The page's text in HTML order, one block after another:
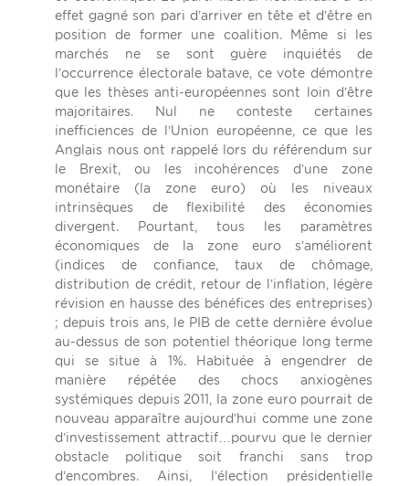
effet gagné son pari d’arriver en tête et d’être en
position de former une coalition. Même si les
marchés ne se sont guère inquiétés de
l’occurrence électorale batave, ce vote démontre
que les thèses anti-européennes sont loin d’être
majoritaires. Nul ne conteste certaines
inefficiences de l’Union européenne, ce que les
Anglais nous ont rappelé lors du référendum sur
le Brexit, ou les incohérences d’une zone
monétaire (la zone euro) où les niveaux
intrinsèques de flexibilité des économies
divergent. Pourtant, tous les paramètres
économiques de la zone euro s’améliorent
(indices de confiance, taux de chômage,
distribution de crédit, retour de l’inflation, légère
révision en hausse des bénéfices des entreprises)
; depuis trois ans, le PIB de cette dernière évolue
au-dessus de son potentiel théorique long terme
qui se situe à 1%. Habituée à engendrer de
manière répétée des chocs anxiogènes
systémiques depuis 2011, la zone euro pourrait de
nouveau apparaître aujourd’hui comme une zone
d’investissement attractif…pourvu que le dernier
obstacle politique soit franchi sans trop
d’encombres. Ainsi, l’élection présidentielle